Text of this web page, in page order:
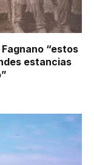
“estos
estancias